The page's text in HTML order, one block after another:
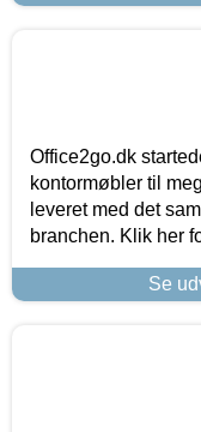
Office2go.dk
kontormøbler til
leveret med det
branchen. Klik her
Se